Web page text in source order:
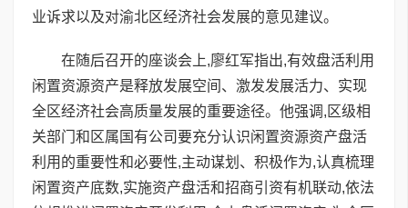
业诉求以及对渝北区经济社会发展的意见建议。
在随后召开的座谈会上,廖红军指出,有效盘活利用
闲置资源资产是释放发展空间、激发发展活力、实现
全区经济社会高质量发展的重要途径。他强调,区级相
关部门和区属国有公司要充分认识闲置资源资产盘活
利用的重要性和必要性,主动谋划、积极作为,认真梳理
闲置资产底数,实施资产盘活和招商引资有机联动,依法